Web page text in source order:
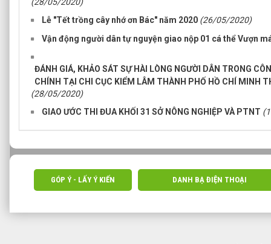
Lễ "Tết trồng cây nhớ ơn Bác" năm 2020 (26/05/2020)
Vận động người dân tự nguyện giao nộp 01 cá thể Vượn
ĐÁNH GIÁ, KHẢO SÁT SỰ HÀI LÒNG NGƯỜI DÂN TRONG
CHÍNH TẠI CHI CỤC KIỂM LÂM THÀNH PHỐ HỒ CHÍ MINH
(28/05/2020)
GIAO ƯỚC THI ĐUA KHỐI 31 SỞ NÔNG NGHIỆP VÀ PTNT
GÓP Ý - LẤY Ý KIẾN DANH BẠ ĐIỆN THOẠI